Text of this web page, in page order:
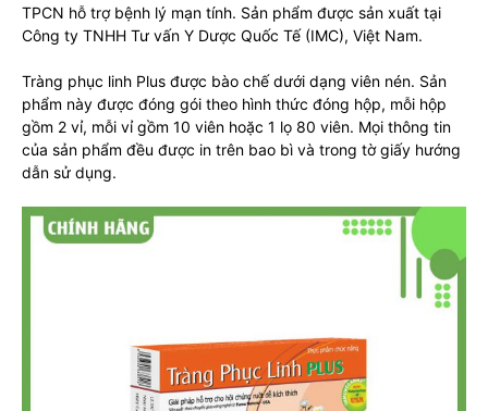
TPCN hỗ trợ bệnh lý mạn tính. Sản phẩm được sản xuất tại
Công ty TNHH Tư vấn Y Dược Quốc Tế (IMC), Việt Nam.
Tràng phục linh Plus được bào chế dưới dạng viên nén. Sản
phẩm này được đóng gói theo hình thức đóng hộp, mỗi hộp
gồm 2 vỉ, mỗi vỉ gồm 10 viên hoặc 1 lọ 80 viên. Mọi thông tin
của sản phẩm đều được in trên bao bì và trong tờ giấy hướng
dẫn sử dụng.